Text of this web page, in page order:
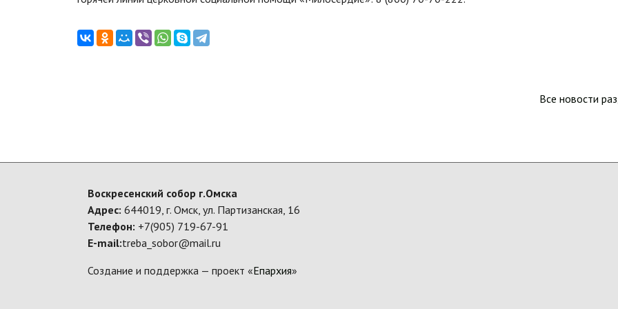
Все новости
Воскресенский собор г.Омска
Адрес: 644019, г. Омск, ул. Партизанская, 16
Телефон: +7(905) 719-67-91
E-mail:treba_sobor@mail.ru
Создание и поддержка — проект «Епархия»